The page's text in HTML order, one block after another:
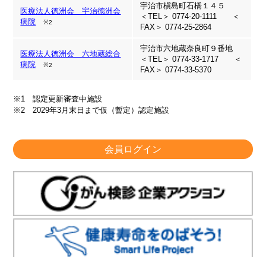
医療法人徳洲会 宇治徳洲会
病院
※2
宇治市槇島町石橋１４５
＜TEL＞ 0774-20-1111 ＜
FAX＞ 0774-25-2864
医療法人徳洲会 六地蔵総合
病院
※2
宇治市六地蔵奈良町９番地
＜TEL＞ 0774-33-1717 ＜
FAX＞ 0774-33-5370
※1 認定更新審査中施設
※2 2029年3月末日まで仮（暫定）認定施設
会員ログイン